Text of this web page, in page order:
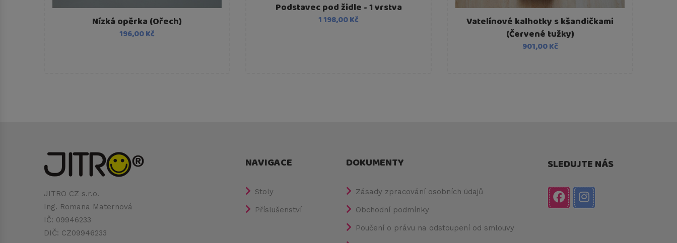
Nízká opěrka (Ořech)
196,00 Kč
Podstavec pod židle - 1 vrstva
1 198,00 Kč
Vatelínové kalhotky s kšandičkami
(Červené tužky)
901,00 Kč
JITRO CZ s.r.o.
Ing. Romana Maternová
IČ: 09946233
DIČ: CZ09946233
NAVIGACE
Stoly
Příslušenství
DOKUMENTY
Zásady zpracování osobních údajů
Obchodní podmínky
Poučení o právu na odstoupení od smlouvy
SLEDUJTE NÁS